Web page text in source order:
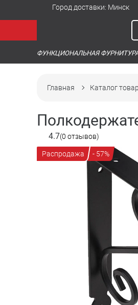
Город доставки: Минск
ФУНКЦИОНАЛЬНАЯ
Главная Каталог
4.7(0 отзывов)
Распродажа - 57%